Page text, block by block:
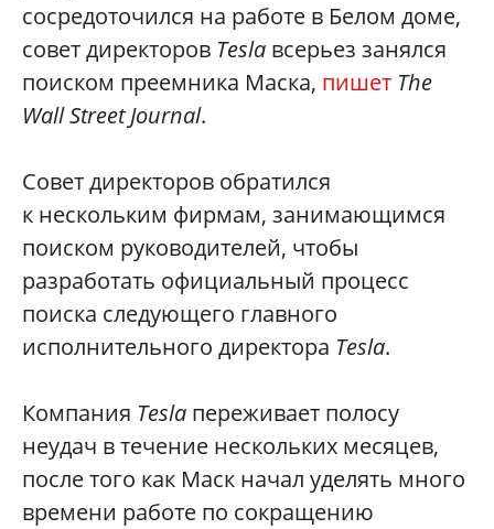
сосредоточился на работе в Белом доме,
совет директоров Tesla всерьез занялся
поиском преемника Маска, пишет The
Wall Street Journal.
Совет директоров обратился
к нескольким фирмам, занимающимся
поиском руководителей, чтобы
разработать официальный процесс
поиска следующего главного
исполнительного директора Tesla.
Компания Tesla переживает полосу
неудач в течение нескольких месяцев,
после того как Маск начал уделять много
времени работе по сокращению